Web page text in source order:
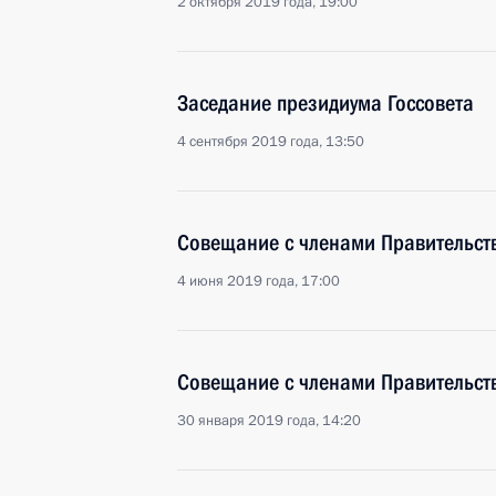
Заседание президиума Госсовета
4 сентября 2019 года, 13:50
Совещание с членами
4 июня 2019 года, 17:00
Совещание с членами
30 января 2019 года, 14:20